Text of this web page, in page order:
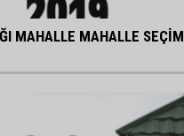
MAHALLE MAHALLE SEÇİM